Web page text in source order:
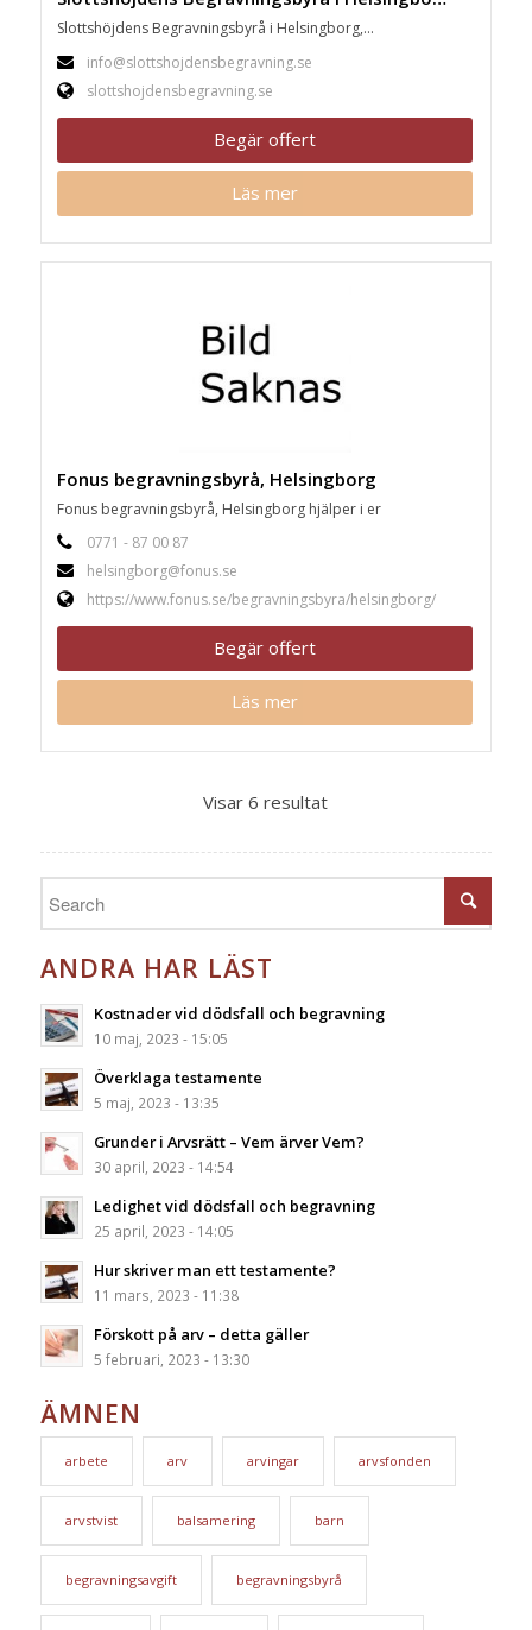
Slottshöjdens Begravningsbyrå i Helsingborg,...
info@slottshojdensbegravning.se
slottshojdensbegravning.se
Begär offert
Läs mer
Fonus begravningsbyrå, Helsingborg
Fonus begravningsbyrå, Helsingborg hjälper i er
0771 - 87 00 87
helsingborg@fonus.se
https://www.fonus.se/begravningsbyra/helsingborg/
Begär offert
Läs mer
Visar 6 resultat
ANDRA HAR LÄST
Kostnader vid dödsfall och begravning
10 maj, 2023 - 15:05
Överklaga testamente
5 maj, 2023 - 13:35
Grunder i Arvsrätt – Vem ärver Vem?
30 april, 2023 - 14:54
Ledighet vid dödsfall och begravning
25 april, 2023 - 14:05
Hur skriver man ett testamente?
11 mars, 2023 - 11:38
Förskott på arv – detta gäller
5 februari, 2023 - 13:30
ÄMNEN
arbete arv arvingar arvsfonden
arvstvist balsamering barn
begravningsavgift begravningsbyrå